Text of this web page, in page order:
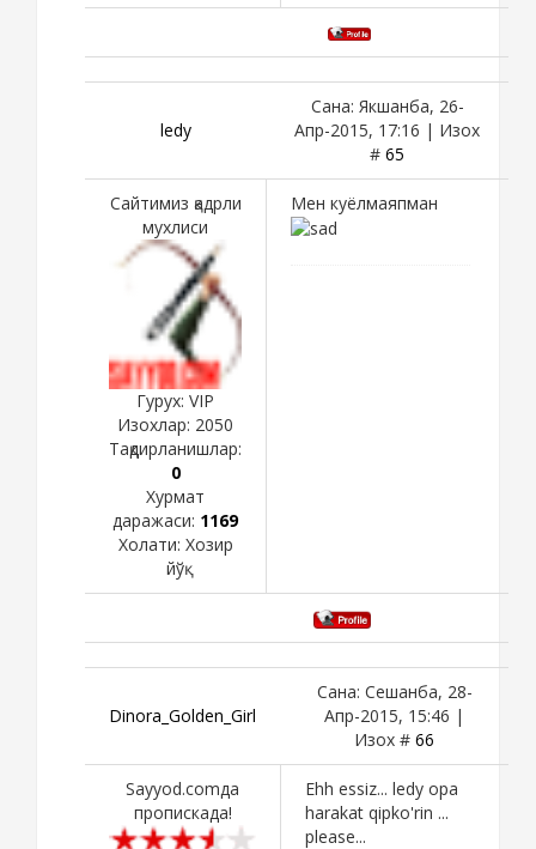
ledy
Сана: Якшанба, 26-
Апр-2015, 17:16 | Изох
# 65
Сайтимиз қадрли
мухлиси
Гурух: VIP
Изохлар: 2050
Тақдирланишлар:
0
Хурмат
даражаси: 1169
Холати: Хозир
йўқ
Мен куёлмаяпман
Dinora_Golden_Girl
Сана: Сешанба, 28-
Апр-2015, 15:46 |
Изох # 66
Sayyod.comда
пропискада!
Ehh essiz... ledy opa
harakat qipko'rin ...
please...